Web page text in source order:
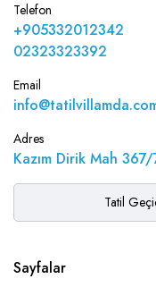
Telefon
+905332012342
02323323392
Email
Adres
Kazım Dirik Mah
Tatil
Sayfalar